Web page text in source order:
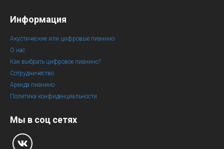
Информация
Акустические или цифровые пианино
О нас
Как выбрать цифровое пианино?
Сотрудничество
Аренда пианино
Политика конфиденциальности
Мы в соц сетях